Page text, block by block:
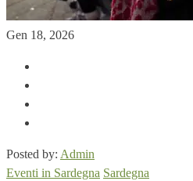
Gen 18, 2026
Posted by: Admin
Eventi in Sardegna Sardegna